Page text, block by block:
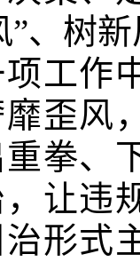
”、树
工作
歪风
拳、
让违
形式